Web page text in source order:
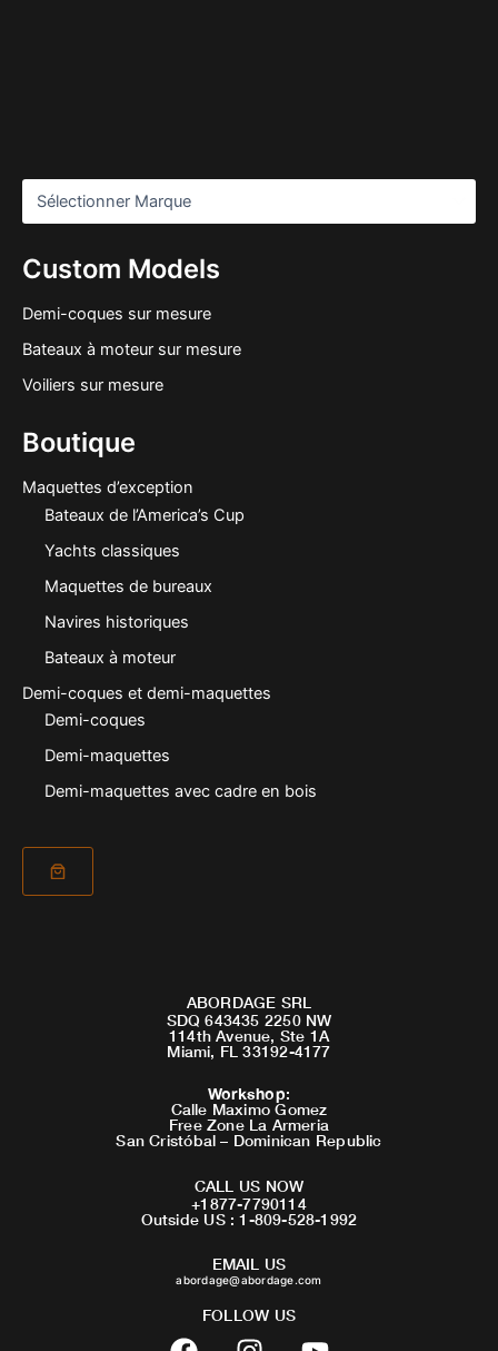
Custom Models
Demi-coques sur mesure
Bateaux à moteur sur mesure
Voiliers sur mesure
Boutique
Maquettes d’exception
Bateaux de l’America’s Cup
Yachts classiques
Maquettes de bureaux
Navires historiques
Bateaux à moteur
Demi-coques et demi-maquettes
Demi-coques
Demi-maquettes
Demi-maquettes avec cadre en bois
ABORDAGE SRL
SDQ 643435 2250 NW
114th Avenue, Ste 1A
Miami, FL 33192-4177
Workshop:
Calle Maximo Gomez
Free Zone La Armeria
San Cristóbal – Dominican Republic
CALL US NOW
+1877-7790114
Outside US : 1-809-528-1992
EMAIL US
abordage@abordage.com
FOLLOW US
F
I
Y